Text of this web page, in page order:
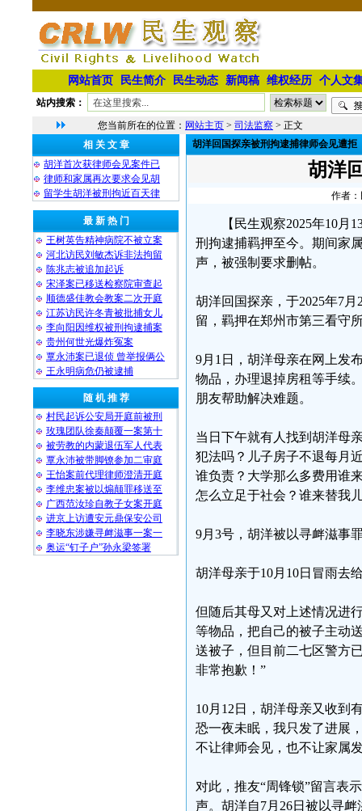
网站首页 民生简介 民生动态 新闻稿 维权经历 个人文
站内搜索：
您当前所在的位置： 网站主页 > 司法监察 > 正文
相 关 文 章
胡洋首次获律师会见案件已
律师和家属再次要求会见胡
留学生胡洋被刑拘近百天律
最 新 热 门
王树英告精神病院不被立案
河北访民刘敏杰诉非法拘留
陈兆志被追加起诉
宋泽案已移送检察院审查起
顺德盛佳教会教案二次开庭
江苏访民许冬青被批捕女儿
李向阳因维权被刑拘逮捕案
贵州何世光爆炸冤案
覃永沛案已退侦 曾举报俩公
王永明病危仍被逮捕
随 机 推 荐
村民起诉公安局开庭前被刑
玫瑰团队徐秦颠覆一案第十
被劳教的内蒙退伍军人代表
覃永沛被带脚镣参加二审庭
王怡案前代理律师澄清开庭
李维忠案被以煽颠罪移送至
广西范汝珍自教子女案开庭
进京上访遭安元鼎保安公司
李晓东涉嫌寻衅滋事一案一
奥运“钉子户”孙永梁签署
胡洋回国探亲被刑拘逮捕律师会见遭拒
胡洋
作者：
【民生观察2025年10
刑拘逮捕羁押至今。期间家
声，被强制要求删帖。
胡洋回国探亲，于2025年7
留，羁押在郑州市第三看守
9月1日，胡洋母亲在网上发
物品，办理退掉房租等手续
朋友帮助解决难题。
当日下午就有人找到胡洋母
犯法吗？儿子房子不退每月
谁负责？大学那么多费用谁
怎么立足于社会？谁来替我
9月3号，胡洋被以寻衅滋事
胡洋母亲于10月10日冒雨去
但随后其母又对上述情况进
等物品，把自己的被子主动
送被子，但目前二七区警方
非常抱歉！”
10月12日，胡洋母亲又收
恐一夜未眠，我只发了进展
不让律师会见，也不让家属
对此，推友“周锋锁”留言表
声。胡洋自7月26日被以寻